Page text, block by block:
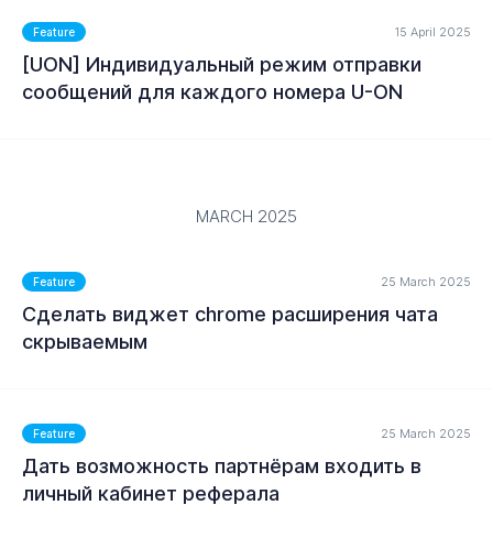
MORE
Feature 15 April 2025
[UON] Индивидуальный режим отправки
сообщений для каждого номера U-ON
MORE
MARCH 2025
Feature 25 March 2025
Сделать виджет chrome расширения чата
скрываемым
Feature 25 March 2025
Дать возможность партнёрам входить в
личный кабинет реферала